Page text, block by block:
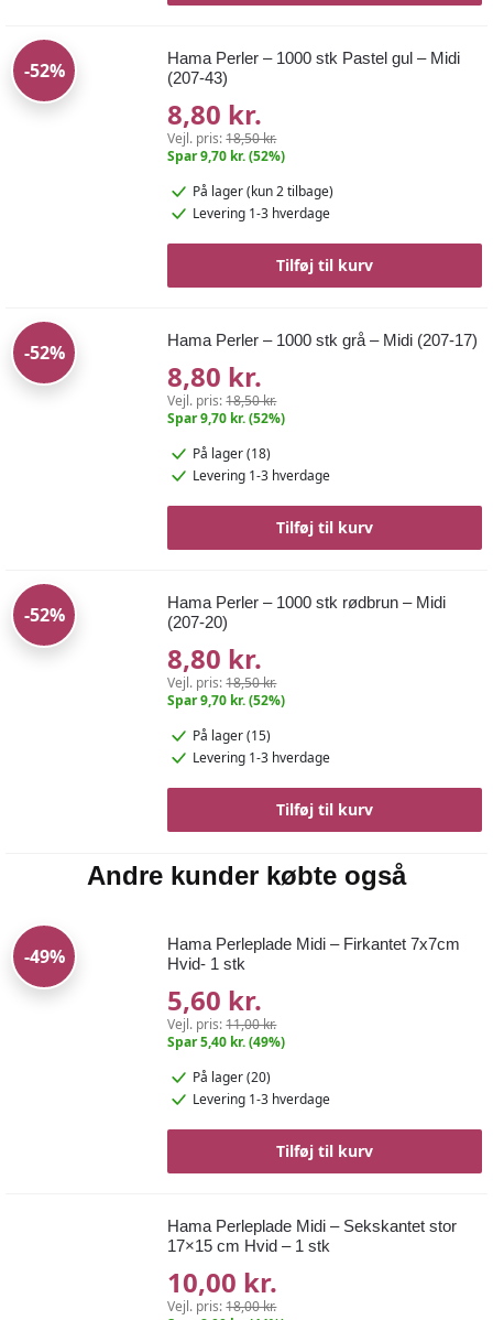
-52%
Hama Perler – 1000 stk Pastel gul – Midi
(207-43)
8,80 kr.
Vejl. pris:18,50 kr.
Spar 9,70 kr. (52%)
På lager(kun 2 tilbage)
Levering 1-3 hverdage
Tilføj til kurv
-52%
Hama Perler – 1000 stk grå – Midi (207-17)
8,80 kr.
Vejl. pris:18,50 kr.
Spar 9,70 kr. (52%)
På lager (18)
Levering 1-3 hverdage
Tilføj til kurv
-52%
Hama Perler – 1000 stk rødbrun – Midi
(207-20)
8,80 kr.
Vejl. pris:18,50 kr.
Spar 9,70 kr. (52%)
På lager (15)
Levering 1-3 hverdage
Tilføj til kurv
Andre kunder købte også
-49%
Hama Perleplade Midi – Firkantet 7x7cm
Hvid- 1 stk
5,60 kr.
Vejl. pris:11,00 kr.
Spar 5,40 kr. (49%)
På lager (20)
Levering 1-3 hverdage
Tilføj til kurv
Hama Perleplade Midi – Sekskantet stor
17×15 cm Hvid – 1 stk
10,00 kr.
Vejl. pris:18,00 kr.